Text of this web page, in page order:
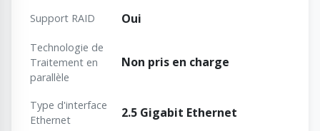
Support RAID Oui
Technologie de
Traitement en
parallèle
Non pris en charge
Type d'interface
Ethernet
2.5 Gigabit Ethernet